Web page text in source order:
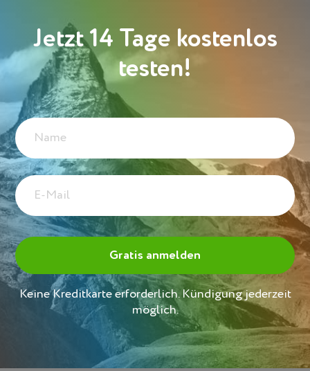
Jetzt 14 Tage kostenlos
testen!
Keine Kreditkarte erforderlich. Kündigung jederzeit
möglich.